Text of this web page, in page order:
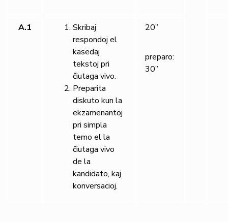
A.1
Skribaj
respondoj el
kasedaj
tekstoj pri
ĉiutaga vivo.
Preparita
diskuto kun la
ekzamenantoj
pri simpla
temo el la
ĉiutaga vivo
de la
kandidato, kaj
konversacioj.
20”
preparo:
30”